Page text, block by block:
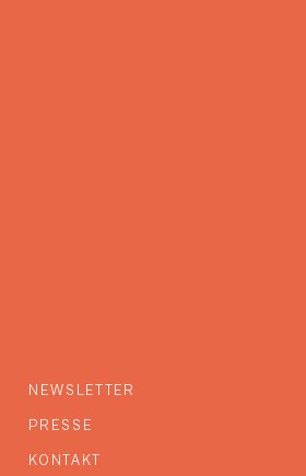
NEWSLETTER
PRESSE
KONTAKT